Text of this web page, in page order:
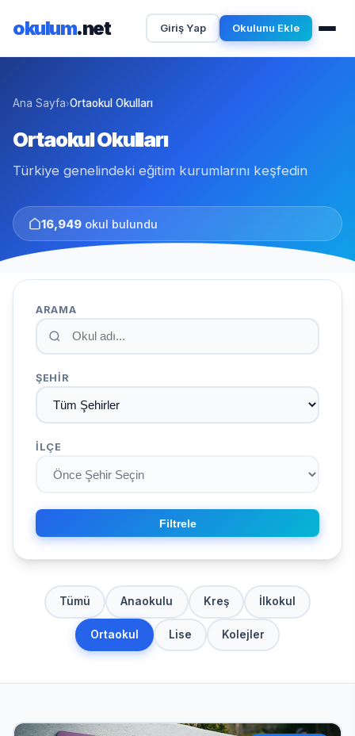
okulum.net Giriş Yap Okulunu Ekle
Ana Sayfa›Ortaokul Okulları
Ortaokul Okulları
Türkiye genelindeki eğitim kurumlarını keşfedin
16,949 okul bulundu
ARAMA
ŞEHIR
İLÇE
Filtrele
Tümü Anaokulu Kreş İlkokul
Ortaokul Lise Kolejler